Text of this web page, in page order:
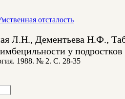
отсталость
Л.Н., Дементьева Н.Ф.,
у подростков
1988. № 2. С. 28-35